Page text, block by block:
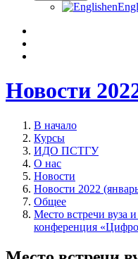
en
Новости
В начало
Курсы
ИДО ПСТГУ
О нас
Новости
Новости 2022
Общее
Место встречи вуза
конференция